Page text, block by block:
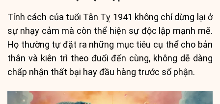
Tính cách của tuổi Tân Tỵ 1941 không chỉ dừng lại ở
sự nhạy cảm mà còn thể hiện sự độc lập mạnh mẽ.
Họ thường tự đặt ra những mục tiêu cụ thể cho bản
thân và kiên trì theo đuổi đến cùng, không dễ dàng
chấp nhận thất bại hay đầu hàng trước số phận.